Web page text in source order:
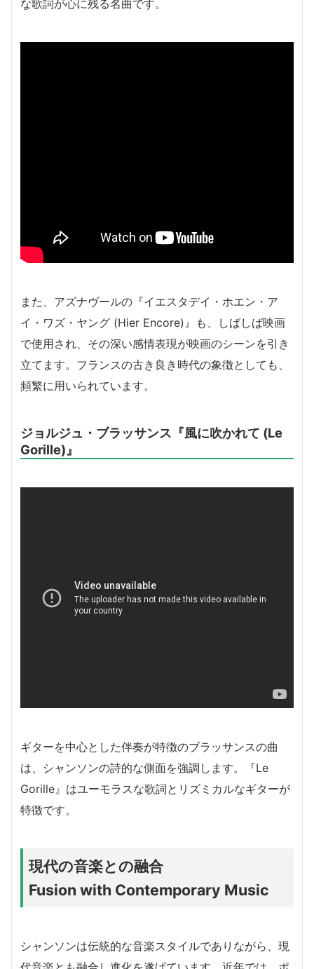
な歌詞が心に残る名曲です。
また、アズナヴールの『イエスタデイ・ホエン・ア
イ・ワズ・ヤング (Hier Encore)』も、しばしば映画
で使用され、その深い感情表現が映画のシーンを引き
立てます。フランスの古き良き時代の象徴としても、
頻繁に用いられています。
ジョルジュ・ブラッサンス『風に吹かれて (Le
Gorille)』
ギターを中心とした伴奏が特徴のブラッサンスの曲
は、シャンソンの詩的な側面を強調します。『Le
Gorille』はユーモラスな歌詞とリズミカルなギターが
特徴です。
現代の音楽との融合
Fusion with Contemporary Music
シャンソンは伝統的な音楽スタイルでありながら、現